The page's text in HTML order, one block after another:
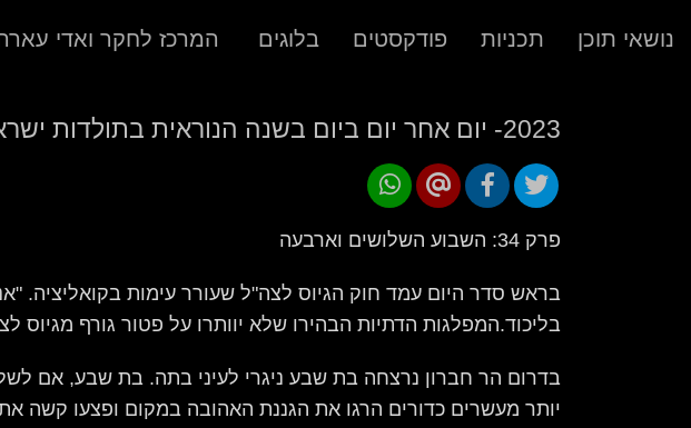
נושאי תוכן תכניות פודקסטים בלוגים המרכז לחקר ואדי
2023- יום אחר יום ביום בשנה הנוראית בתולדות ישראל
פרק 34: השבוע השלושים וארבעה
בראש סדר היום עמד חוק הגיוס לצה"ל שעורר עימות בקואליציה.
בליכוד.המפלגות הדתיות הבהירו שלא יוותרו על פטור גורף מגיוס
בדרום הר חברון נרצחה בת שבע ניגרי לעיני בתה. בת שבע, אם
יותר מעשרים כדורים הרגו את הגננת האהובה במקום ופצעו קשה